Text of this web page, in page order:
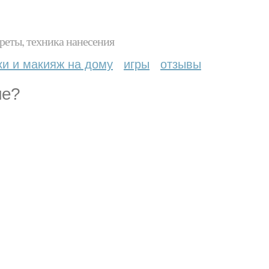
техника нанесения
и макияж на дому игры отзывы